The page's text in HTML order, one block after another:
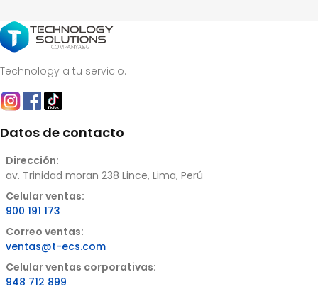
Technology a tu servicio.
Datos de contacto
Dirección:
av. Trinidad moran 238 Lince, Lima, Perú
Celular ventas:
900 191 173
Correo ventas:
ventas@t-ecs.com
Celular ventas corporativas:
948 712 899